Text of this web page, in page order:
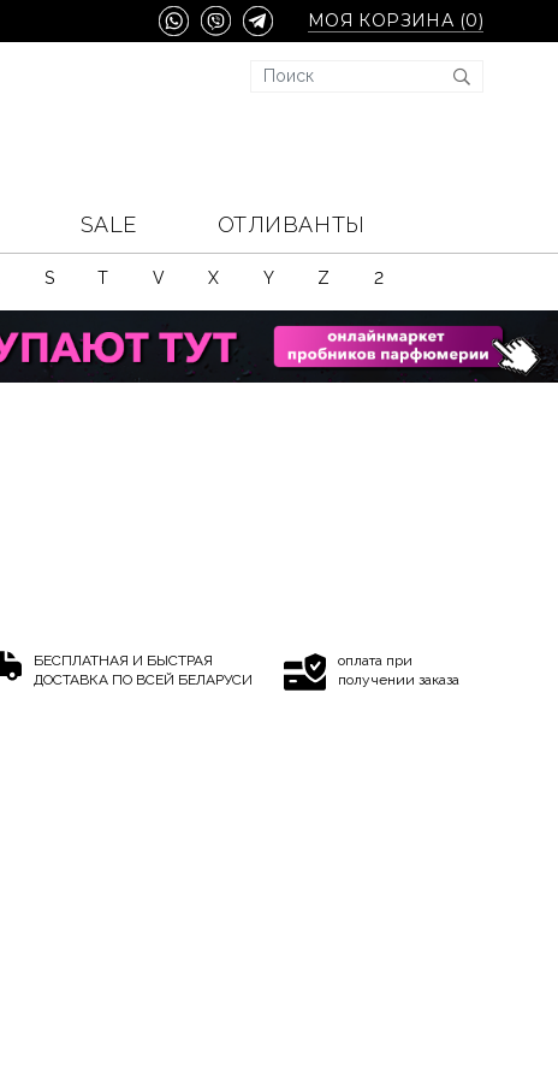
МОЯ КОРЗИНА (0)
SALE ОТЛИВАНТЫ
S T V X Y Z 2
БЕСПЛАТНАЯ И БЫСТРАЯ
ДОСТАВКА ПО ВСЕЙ БЕЛАРУСИ
оплата при
получении заказа